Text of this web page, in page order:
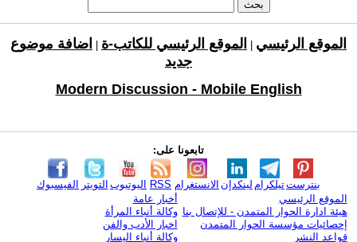
الموقع الرئيسي الموقع الرئيسي للكاتب-ة
اضافة موضوع
جديد
Modern Discussion - Mobile English
تابعونا على:
الفيسبوك التويتر اليوتيوب RSS الانستغرام لينكدإن تيلكرامبنترست
الموقع الرئيسي
هيئة ادارة الحوار المتمدن - للإتصال بنا
إحصائيات مؤسسة الحوار المتمدن
قواعد النشر
أخبار عامة
وكالة أنباء المرأة
اخبار الأدب والفن
وكالة أنباء اليسار